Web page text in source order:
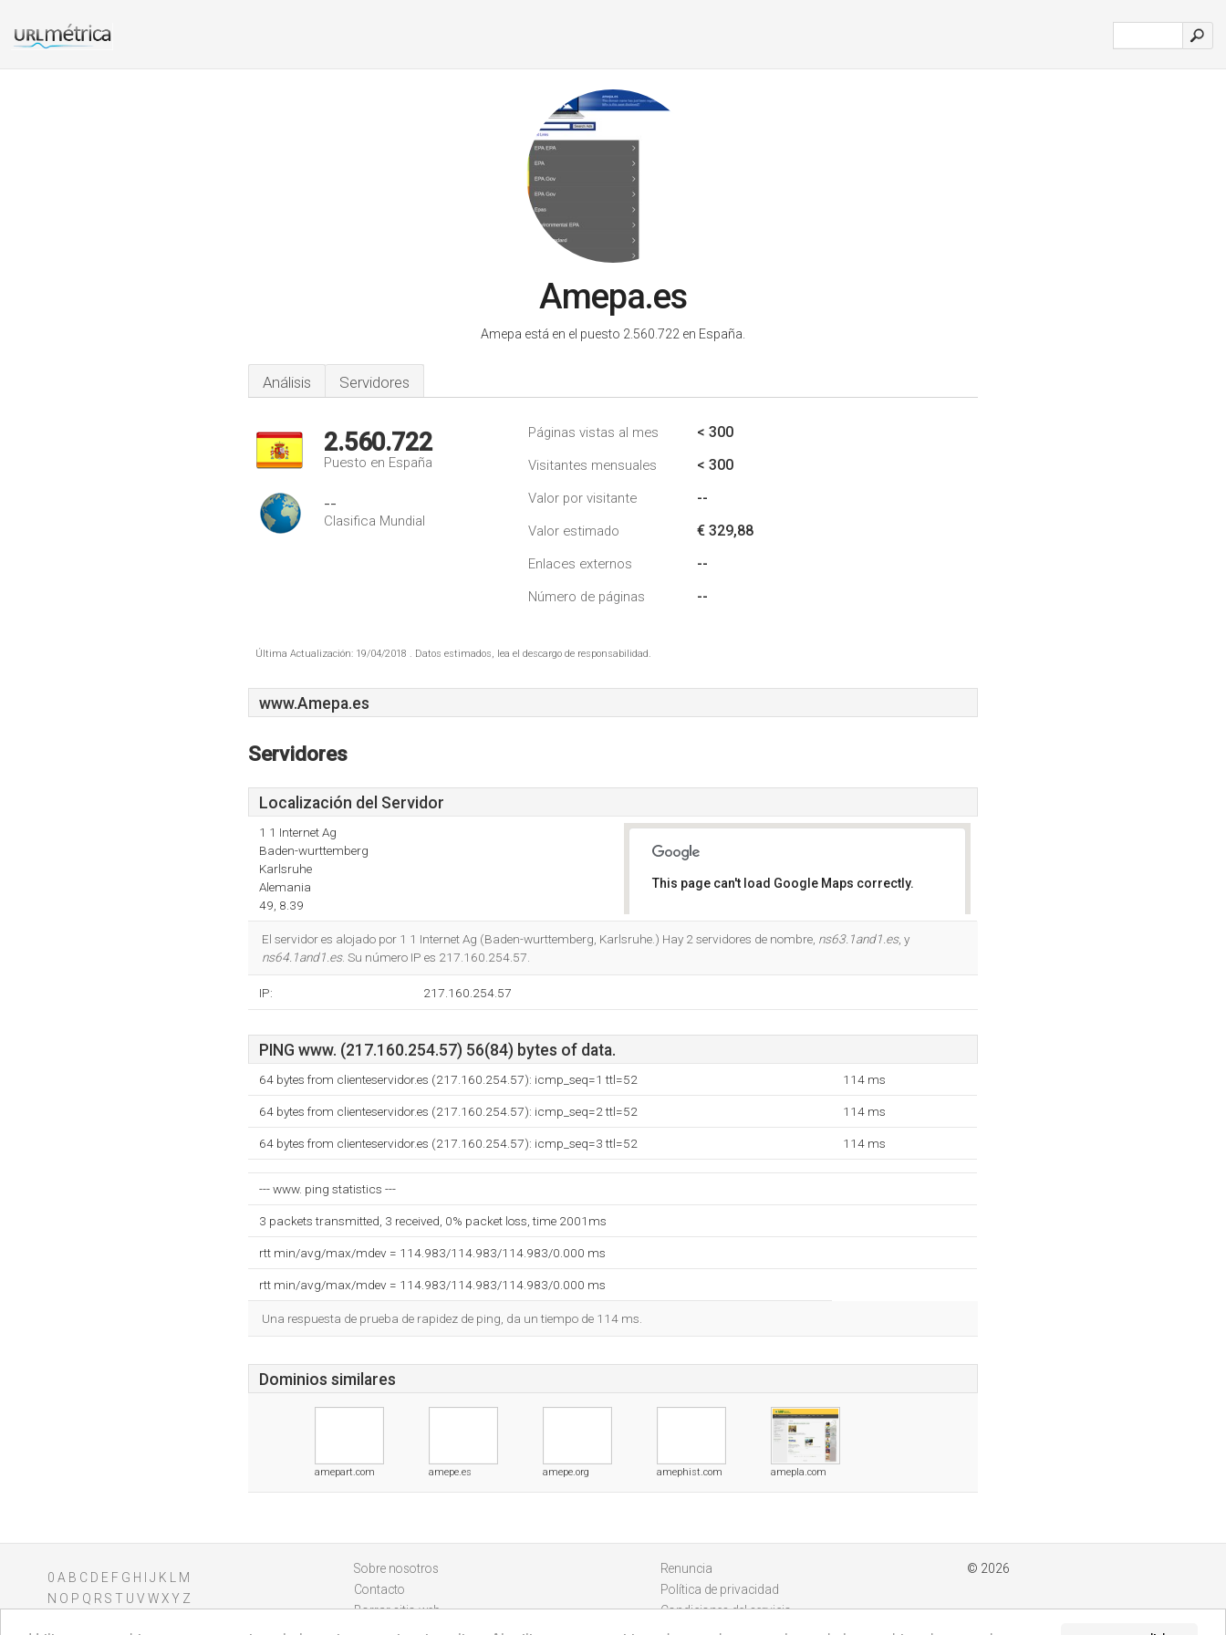
Amepa.es
Amepa está en el puesto 2.560.722 en España.
Análisis Servidores
2.560.722
Puesto en España
--
Clasifica Mundial
Páginas vistas al mes < 300
Visitantes mensuales < 300
Valor por visitante --
Valor estimado € 329,88
Enlaces externos --
Número de páginas --
Última Actualización: 19/04/2018 . Datos estimados, lea el descargo de responsabilidad.
www.Amepa.es
Servidores
Localización del Servidor
1 1 Internet Ag
Baden-wurttemberg
Karlsruhe
Alemania
49, 8.39
This page can't load Google Maps correctly.
El servidor es alojado por 1 1 Internet Ag (Baden-wurttemberg, Karlsruhe.) Hay 2 servidores de nombre, ns63.1and1.es, y
ns64.1and1.es. Su número IP es 217.160.254.57.
IP: 217.160.254.57
PING www. (217.160.254.57) 56(84) bytes of data.
64 bytes from clienteservidor.es (217.160.254.57): icmp_seq=1 ttl=52 114 ms
64 bytes from clienteservidor.es (217.160.254.57): icmp_seq=2 ttl=52 114 ms
64 bytes from clienteservidor.es (217.160.254.57): icmp_seq=3 ttl=52 114 ms
--- www. ping statistics ---
3 packets transmitted, 3 received, 0% packet loss, time 2001ms
rtt min/avg/max/mdev = 114.983/114.983/114.983/0.000 ms
rtt min/avg/max/mdev = 114.983/114.983/114.983/0.000 ms
Una respuesta de prueba de rapidez de ping, da un tiempo de 114 ms.
Dominios similares
amepart.com amepe.es amepe.org amephist.com amepla.com
0 A B C D E F G H J K
M
N O P Q R S T U V WXY Z
Sobre nosotros
Contacto
Borrar sitio web
Renuncia
Política de privacidad
Condiciones del servicio
© 2026